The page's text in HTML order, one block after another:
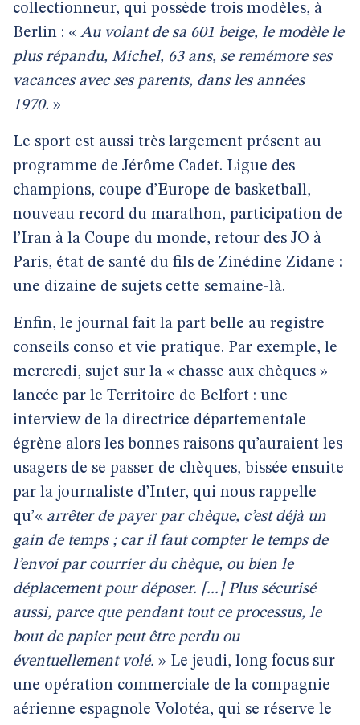
collectionneur, qui possède trois modèles, à
Berlin : « Au volant de sa 601 beige, le modèle le
plus répandu, Michel, 63 ans, se remémore ses
vacances avec ses parents, dans les années
1970. »
Le sport est aussi très largement présent au
programme de Jérôme Cadet. Ligue des
champions, coupe d’Europe de basketball,
nouveau record du marathon, participation de
l’Iran à la Coupe du monde, retour des JO à
Paris, état de santé du fils de Zinédine Zidane :
une dizaine de sujets cette semaine-là.
Enfin, le journal fait la part belle au registre
conseils conso et vie pratique. Par exemple, le
mercredi, sujet sur la « chasse aux chèques »
lancée par le Territoire de Belfort : une
interview de la directrice départementale
égrène alors les bonnes raisons qu’auraient les
usagers de se passer de chèques, bissée ensuite
par la journaliste d’Inter, qui nous rappelle
qu’« arrêter de payer par chèque, c’est déjà un
gain de temps ; car il faut compter le temps de
l’envoi par courrier du chèque, ou bien le
déplacement pour déposer. [...] Plus sécurisé
aussi, parce que pendant tout ce processus, le
bout de papier peut être perdu ou
éventuellement volé. » Le jeudi, long focus sur
une opération commerciale de la compagnie
aérienne espagnole Volotéa, qui se réserve le